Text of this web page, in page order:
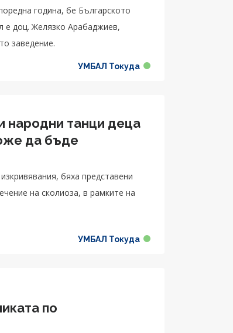
година, бе Българското
е доц. Желязко Арабаджиев,
заведение.
УМБАЛ Токуда
народни танци деца
да бъде
бяха представени
на сколиоза, в рамките на
УМБАЛ Токуда
по